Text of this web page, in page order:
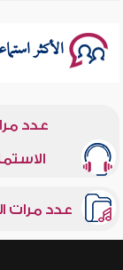
الأكثر
عدد
عدد مرات